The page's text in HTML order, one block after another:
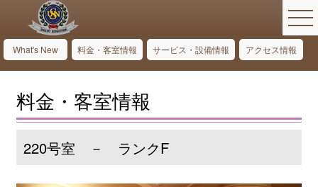
What's New 料金・客室情報 サービス・設備情報 アクセス情報
料金・客室情報
220号室 － ランクF